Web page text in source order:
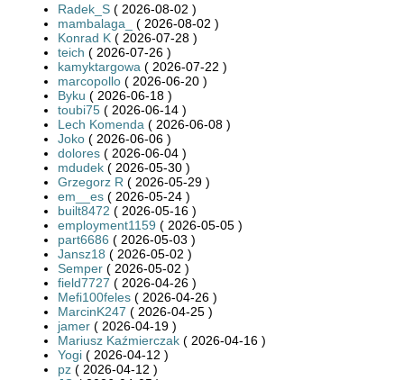
Radek_S ( 2026-08-02 )
mambalaga_
( 2026-08-02 )
Konrad K ( 2026-07-28 )
teich ( 2026-07-26 )
kamyktargowa ( 2026-07-22 )
marcopollo ( 2026-06-20 )
Byku ( 2026-06-18 )
toubi75 ( 2026-06-14 )
Lech Komenda ( 2026-06-08 )
Joko ( 2026-06-06 )
dolores ( 2026-06-04 )
mdudek ( 2026-05-30 )
Grzegorz R ( 2026-05-29 )
em__es ( 2026-05-24 )
built8472 ( 2026-05-16 )
employment1159 ( 2026-05-05 )
part6686 ( 2026-05-03 )
Jansz18 ( 2026-05-02 )
Semper ( 2026-05-02 )
field7727 ( 2026-04-26 )
Mefi100feles ( 2026-04-26 )
MarcinK247 ( 2026-04-25 )
jamer ( 2026-04-19 )
Mariusz Kaźmierczak ( 2026-04-16 )
Yogi ( 2026-04-12 )
pz ( 2026-04-12 )